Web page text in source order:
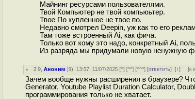
Майнинг ресурсами пользователями.
Твой Компьютер не твой компьюьтер.
Твое По купленное не твое по.
Недавно смотрел Deepin, уж как то его
Там тоже встроенный Ai, как фича.
Только вот кому это надо, конкретный Ai,
Из разряда мы придумали новую ненужную
2.9 ,Аноним (9), 13:57, 11/07/2025 [^] [^^] [^^^] [ответить][↑] [к
Зачем вообще нужны расширения в браузере?
Generator, Youtube Playlist Duration Calculator,
программирования только не хватает.